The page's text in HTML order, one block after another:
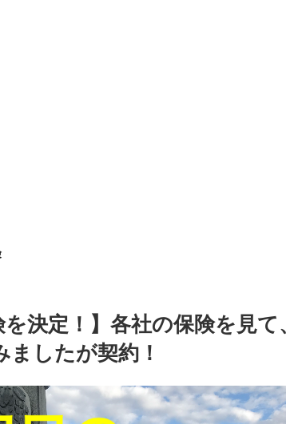
を決定！】各社の保険を見て
ましたが契約！